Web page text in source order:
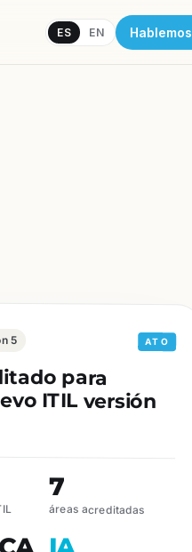
ES EN Hablemos
5 ATO
para
ITIL versión
7
áreas acreditadas